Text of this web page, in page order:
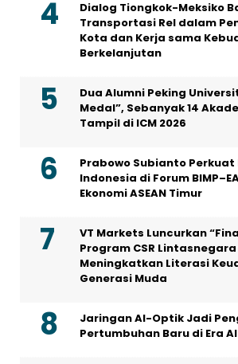
Dialog Tiongkok-Meksiko
Transportasi Rel dalam
Kota dan Kerja sama
Berkelanjutan
Dua Alumni Peking
Medal”, Sebanyak 14
Tampil di ICM 2026
Prabowo Subianto Perkuat
Indonesia di Forum
Ekonomi ASEAN Timur
VT Markets Luncurkan
Program CSR
Meningkatkan Literasi
Generasi Muda
Jaringan AI-Optik Jadi
Pertumbuhan Baru di Era AI